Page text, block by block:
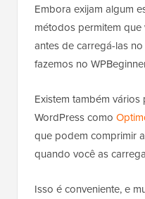
Embora exijam algum
métodos permitem
antes de carregá-las
fazemos no
Existem também
WordPress como
que podem comprimir
quando você as
Isso é conveniente, e